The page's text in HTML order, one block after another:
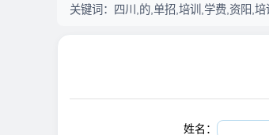
关键词： 四川,的,单招,培训,学费,资阳,培
姓名：